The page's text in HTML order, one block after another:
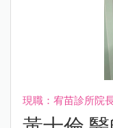
現職：宥苗診所院